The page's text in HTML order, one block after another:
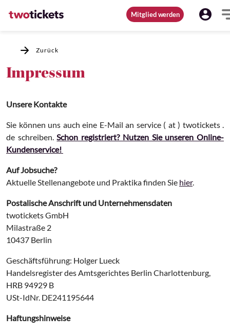
Mitglied werden
Zurück
Impressum
Unsere Kontakte
Sie können uns auch eine E-Mail an service ( at ) twotickets .
de schreiben.Schon registriert? Nutzen Sie unseren Online-
Kundenservice!
Auf Jobsuche?
Aktuelle Stellenangebote und Praktika finden Sie hier.
Postalische Anschrift und Unternehmensdaten
twotickets GmbH
Milastraße 2
10437 Berlin
Geschäftsführung: Holger Lueck
Handelsregister des Amtsgerichtes Berlin Charlottenburg,
HRB 94929 B
USt-IdNr. DE241195644
Haftungshinweise